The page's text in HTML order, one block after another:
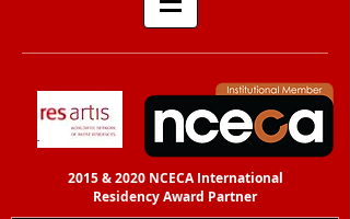
2015 & 2020 NCECA International
ResidencyAward Partner